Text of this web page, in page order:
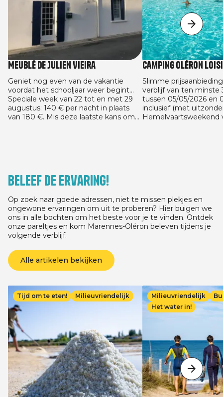
Meublé de Julien Vieira
Geniet nog even van de vakantie
voordat het schooljaar weer begint...
Speciale week van 22 tot en met 29
augustus: 140 € per nacht in plaats
van 180 €. Mis deze laatste kans om
Camping Oléron
Slimme
verblijf van ten minste
tussen 05/05/2026 en
inclusief (met
Hemelvaartsweekend
verblijfsdatum, tussen
13/09/2026.
Beleef de ervaring!
Op zoek naar goede adressen, niet te missen plekjes en
ongewone ervaringen om uit te proberen? Hier buigen we
ons in alle bochten om het beste voor je te vinden. Ontdek
onze pareltjes en kom Marennes-Oléron beleven tijdens je
volgende verblijf.
Alle artikelen bekijken
Tijd om te eten! Milieuvriendelijk
Afbeelding
Milieuvriendelijk
Het water in!
Afbeelding